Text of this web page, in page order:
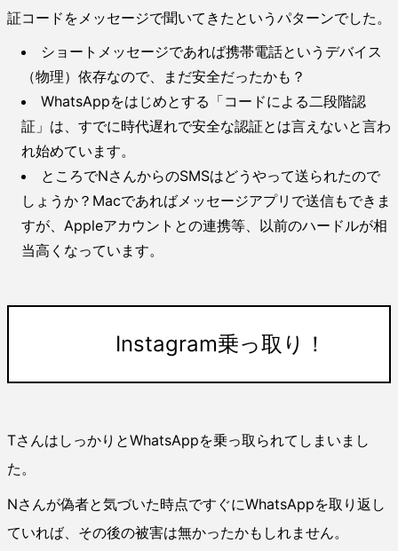
証コードをメッセージで聞いてきたというパターンでした。
ショートメッセージであれば携帯電話というデバイス
（物理）依存なので、まだ安全だったかも？
WhatsAppをはじめとする「コードによる二段階認
証」は、すでに時代遅れで安全な認証とは言えないと言わ
れ始めています。
ところでNさんからのSMSはどうやって送られたので
しょうか？Macであればメッセージアプリで送信もできま
すが、Appleアカウントとの連携等、以前のハードルが相
当高くなっています。
Instagram乗っ取り！
TさんはしっかりとWhatsAppを乗っ取られてしまいまし
た。
Nさんが偽者と気づいた時点ですぐにWhatsAppを取り返し
ていれば、その後の被害は無かったかもしれません。